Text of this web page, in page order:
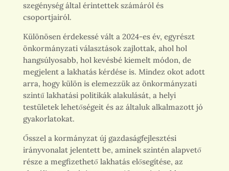
szegénység által érintettek számáról és
csoportjairól.
Különösen érdekessé vált a 2024-es év, egyrészt
önkormányzati választások zajlottak, ahol hol
hangsúlyosabb, hol kevésbé kiemelt módon, de
megjelent a lakhatás kérdése is. Mindez okot adott
arra, hogy külön is elemezzük az önkormányzati
szintű lakhatási politikák alakulását, a helyi
testületek lehetőségeit és az általuk alkalmazott jó
gyakorlatokat.
Ősszel a kormányzat új gazdaságfejlesztési
irányvonalat jelentett be, aminek szintén alapvető
része a megfizethető lakhatás elősegítése, az